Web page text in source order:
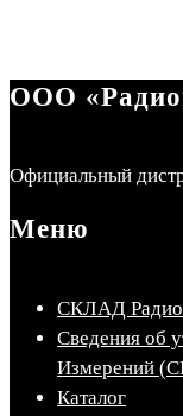
ООО
Официальный
Меню
СКЛАД
Сведения об
Измерений
Каталог